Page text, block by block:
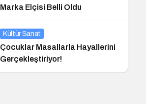
Marka Elçisi Belli Oldu
Kültür Sanat
Çocuklar Masallarla Hayallerini
Gerçekleştiriyor!